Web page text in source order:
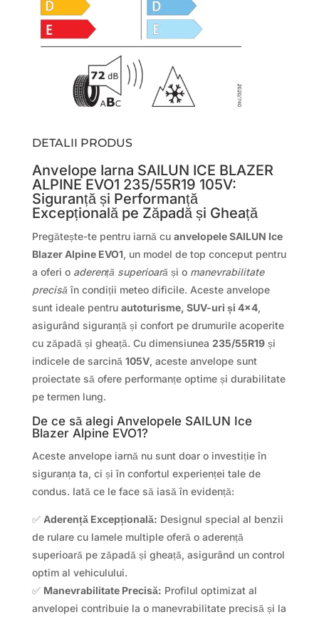
DETALII PRODUS
Anvelope Iarna SAILUN ICE BLAZER
ALPINE EVO1 235/55R19 105V:
Siguranță și Performanță
Excepțională pe Zăpadă și Gheață
Pregătește-te pentru iarnă cu anvelopele SAILUN Ice
Blazer Alpine EVO1, un model de top conceput pentru
a oferi o aderență superioară și o manevrabilitate
precisă în condiții meteo dificile. Aceste anvelope
sunt ideale pentru autoturisme, SUV-uri și 4×4,
asigurând siguranță și confort pe drumurile acoperite
cu zăpadă și gheață. Cu dimensiunea 235/55R19și
indicele de sarcină 105V, aceste anvelope sunt
proiectate să ofere performanțe optime și durabilitate
pe termen lung.
De ce să alegi Anvelopele SAILUN Ice
Blazer Alpine EVO1?
Aceste anvelope iarnă nu sunt doar o investiție în
siguranța ta, ci și în confortul experienței tale de
condus. Iată ce le face să iasă în evidență:
✅ Aderență Excepțională: Designul special al benzii
de rulare cu lamele multiple oferă o aderență
superioară pe zăpadă și gheață, asigurând un control
optim al vehiculului.
✅ Manevrabilitate Precisă: Profilul optimizat al
anvelopei contribuie la o manevrabilitate precisă și la